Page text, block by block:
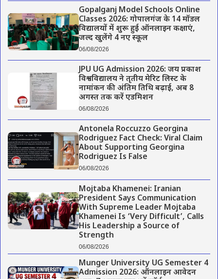
Gopalganj Model Schools Online
Classes 2026: गोपालगंज के 14 मॉडल
विद्यालयों में शुरू हुई ऑनलाइन कक्षाएं,
जल्द खुलेंगे 4 नए स्कूल
06/08/2026
JPU UG Admission 2026: जय प्रकाश
विश्वविद्यालय ने तृतीय मेरिट लिस्ट के
नामांकन की अंतिम तिथि बढ़ाई, अब 8
अगस्त तक करें एडमिशन
06/08/2026
Antonela Roccuzzo Georgina
Rodriguez Fact Check: Viral Claim
About Supporting Georgina
Rodriguez Is False
06/08/2026
Mojtaba Khamenei: Iranian
President Says Communication
With Supreme Leader Mojtaba
Khamenei Is ‘Very Difficult’, Calls
His Leadership a Source of
Strength
06/08/2026
Munger University UG Semester 4
Admission 2026: ऑनलाइन आवेदन